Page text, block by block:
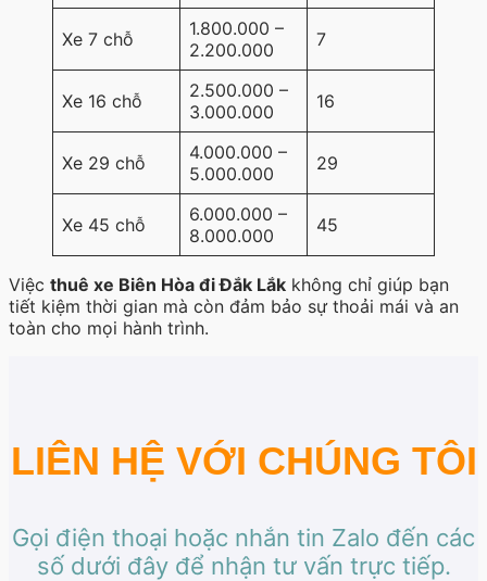
Xe 7 chỗ
1.800.000 –
2.200.000
7
Xe 16 chỗ
2.500.000 –
3.000.000
16
Xe 29 chỗ
4.000.000 –
5.000.000
29
Xe 45 chỗ
6.000.000 –
8.000.000
45
Việc thuê xe Biên Hòa đi Đắk Lắk không chỉ giúp bạn
tiết kiệm thời gian mà còn đảm bảo sự thoải mái và an
toàn cho mọi hành trình.
LIÊN HỆ VỚI CHÚNG TÔI
Gọi điện thoại hoặc nhắn tin Zalo đến các
số dưới đây để nhận tư vấn trực tiếp.